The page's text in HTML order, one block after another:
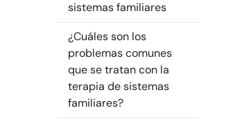
sistemas familiares
¿Cuáles son los
problemas comunes
que se tratan con la
terapia de sistemas
familiares?